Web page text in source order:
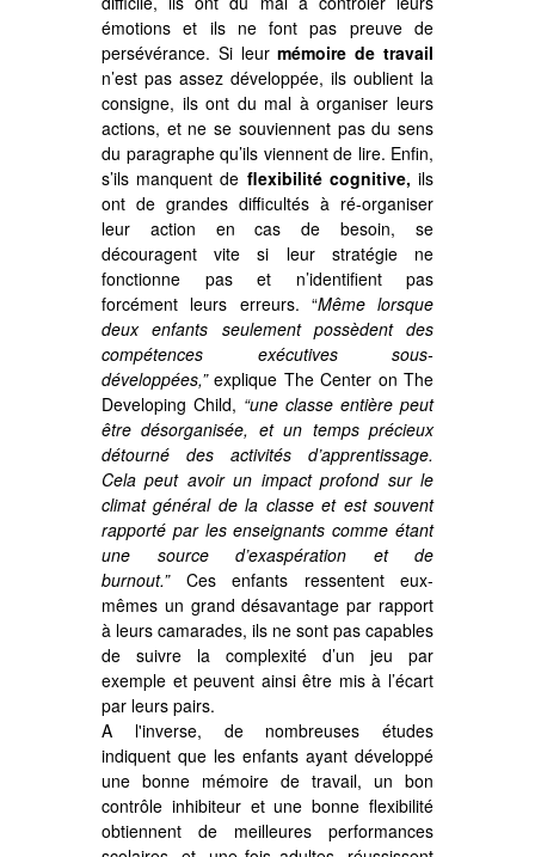
émotions et ils ne font pas preuve de
persévérance. Si leurmémoire de travail
n’est pas assez développée, ils oublient la
consigne, ils ont du mal à organiser leurs
actions, et ne se souviennent pas du sens
du paragraphe qu’ils viennent de lire. Enfin,
s’ils manquent de flexibilité cognitive, ils
ont de grandes difficultés à ré-organiser
leur action en cas de besoin, se
découragent vite si leur stratégie ne
fonctionne pas et n’identifient pas
forcément leurs erreurs. “Même lorsque
deux enfants seulement possèdent des
compétences exécutives sous-
développées,”explique The Center on The
Developing Child, “une classe entière peut
être désorganisée, et un temps précieux
détourné des activités d’apprentissage.
Cela peut avoir un impact profond sur le
climat général de la classe et est souvent
rapporté par les enseignants comme étant
une source d’exaspération et de
burnout.” Ces enfants ressentent eux-
mêmes un grand désavantage par rapport
à leurs camarades, ils ne sont pas capables
de suivre la complexité d’un jeu par
exemple et peuvent ainsi être mis à l’écart
par leurs pairs.
A l'inverse, de nombreuses études
indiquent que les enfants ayant développé
une bonne mémoire de travail, un bon
contrôle inhibiteur et une bonne flexibilité
obtiennent de meilleures performances